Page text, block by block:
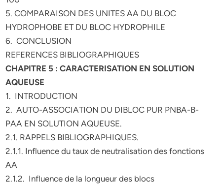
5. COMPARAISON DES UNITES AA DU BLOC
HYDROPHOBE ET DU BLOC HYDROPHILE
6. CONCLUSION
REFERENCES BIBLIOGRAPHIQUES
CHAPITRE 5 : CARACTERISATION EN SOLUTION
AQUEUSE
1. INTRODUCTION
2. AUTO-ASSOCIATION DU DIBLOC PUR PNBA-B-
PAA EN SOLUTION AQUEUSE.
2.1. RAPPELS BIBLIOGRAPHIQUES.
2.1.1. Influence du taux de neutralisation des fonctions
AA
2.1.2. Influence de la longueur des blocs